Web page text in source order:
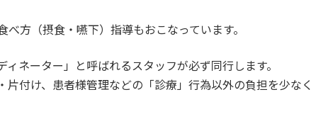
方（摂食・嚥下）指導もおこなっています。
ネーター」と呼ばれるスタッフが必ず同行します。
片付け、患者様管理などの「診療」行為以外の負担を少